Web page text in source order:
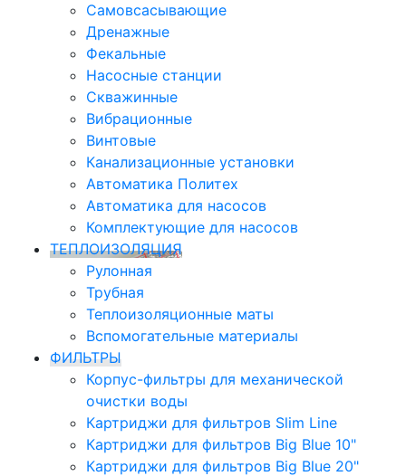
Самовсасывающие
Дренажные
Фекальные
Насосные станции
Скважинные
Вибрационные
Винтовые
Канализационные установки
Автоматика Политех
Автоматика для насосов
Комплектующие для насосов
ТЕПЛОИЗОЛЯЦИЯ
Рулонная
Трубная
Теплоизоляционные маты
Вспомогательные материалы
ФИЛЬТРЫ
Корпус-фильтры для механической
очистки воды
Картриджи для фильтров Slim Line
Картриджи для фильтров Big Blue 10"
Картриджи для фильтров Big Blue 20"